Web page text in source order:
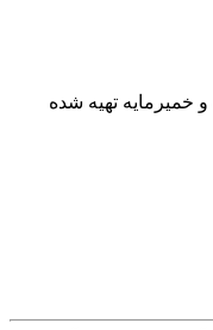
خمیرمایه تهیه شده